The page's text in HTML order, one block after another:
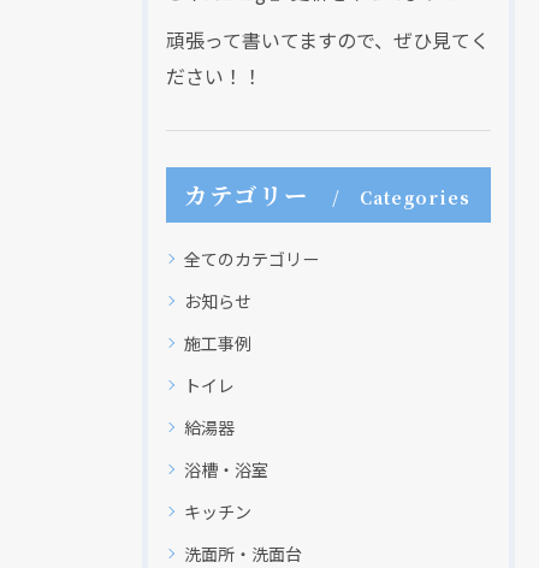
頑張って書いてますので、ぜひ見てく
ださい！！
カテゴリー Categories
全てのカテゴリー
お知らせ
施工事例
トイレ
給湯器
浴槽・浴室
キッチン
洗面所・洗面台